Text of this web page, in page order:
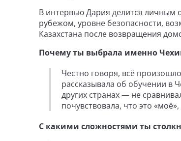
В интервью Дария делится личным
рубежом, уровне безопасности,
Казахстана после возвращения
Почему ты выбрала именно
Честно говоря, всё
рассказывала об обучении в
других странах — не
почувствовала, что это
С какими сложностями ты